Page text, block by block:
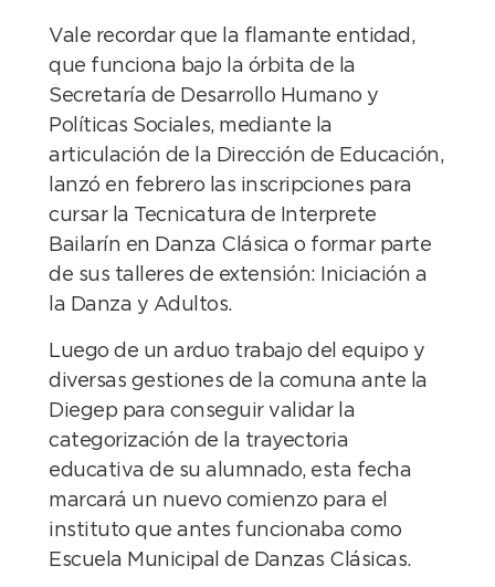
Vale recordar que la flamante entidad,
que funciona bajo la órbita de la
Secretaría de Desarrollo Humano y
Políticas Sociales, mediante la
articulación de la Dirección de Educación,
lanzó en febrero las inscripciones para
cursar la Tecnicatura de Interprete
Bailarín en Danza Clásica o formar parte
de sus talleres de extensión: Iniciación a
la Danza y Adultos.
Luego de un arduo trabajo del equipo y
diversas gestiones de la comuna ante la
Diegep para conseguir validar la
categorización de la trayectoria
educativa de su alumnado, esta fecha
marcará un nuevo comienzo para el
instituto que antes funcionaba como
Escuela Municipal de Danzas Clásicas.